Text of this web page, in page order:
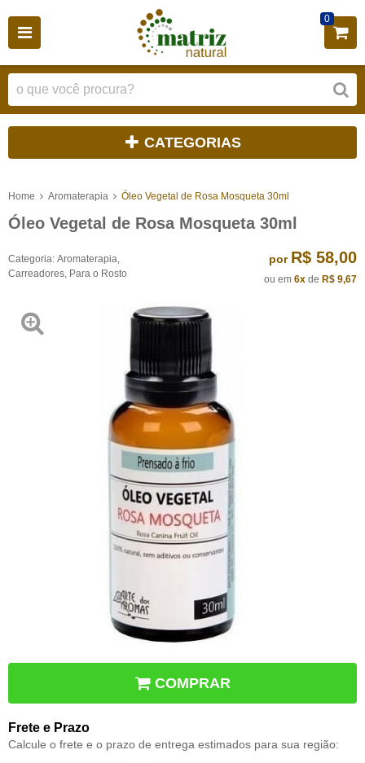
0
CATEGORIAS
Home Aromaterapia Óleo Vegetal de Rosa Mosqueta 30ml
Óleo Vegetal de Rosa Mosqueta 30ml
Categoria: Aromaterapia
Carreadores Para o Rosto
por R$ 58,00
ou em 6x de R$ 9,67
COMPRAR
Frete e Prazo
Calcule o frete e o prazo de entrega estimados para sua região: